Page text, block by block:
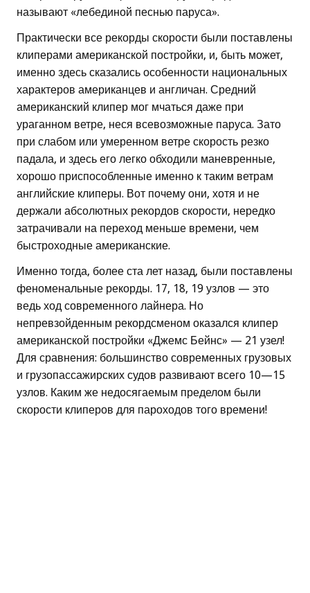
называют «лебединой песнью паруса».
Практически все рекорды скорости были поставлены
клиперами американской постройки, и, быть может,
именно здесь сказались особенности национальных
характеров американцев и англичан. Средний
американский клипер мог мчаться даже при
ураганном ветре, неся всевозможные паруса. Зато
при слабом или умеренном ветре скорость резко
падала, и здесь его легко обходили маневренные,
хорошо приспособленные именно к таким ветрам
английские клиперы. Вот почему они, хотя и не
держали абсолютных рекордов скорости, нередко
затрачивали на переход меньше времени, чем
быстроходные американские.
Именно тогда, более ста лет назад, были поставлены
феноменальные рекорды. 17, 18, 19 узлов — это
ведь ход современного лайнера. Но
непревзойденным рекордсменом оказался клипер
американской постройки «Джемс Бейнс» — 21 узел!
Для сравнения: большинство современных грузовых
и грузопассажирских судов развивают всего 10—15
узлов. Каким же недосягаемым пределом были
скорости клиперов для пароходов того времени!